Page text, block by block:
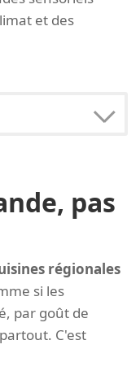
et des
pas
régionales
si les
par goût de
C'est